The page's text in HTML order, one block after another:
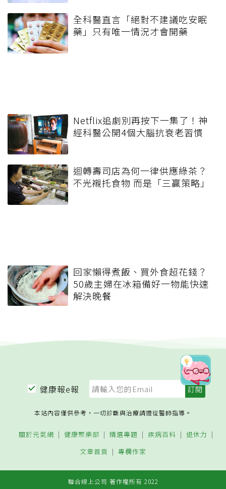
全科醫直言「絕對不建議吃安眠
藥」只有唯一情況才會開藥
Netflix追劇別再按下一集了！神
經科醫公開4個大腦抗衰老習慣
迴轉壽司店為何一律供應綠茶？
不光襯托食物 而是「三贏策略」
回家懶得煮飯、買外食超花錢？
50歲主婦在冰箱備好一物能快速
解決晚餐
健康報e報
本站內容僅供參考，一切診斷與治療請遵從醫師指導。
關於元氣網 健康聚樂部 精選專題 疾病百科
退休力
文章首頁
專欄作家
聯合線上公司 著作權所有 2022